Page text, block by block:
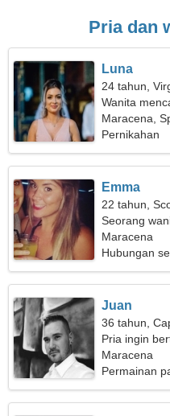
Pria dan
Luna
24 tahun,
Wanita
Maracena,
Pernikahan
Emma
22 tahun,
Seorang
yang penuh
Maracena
Hubungan
Juan
36 tahun,
Pria ingin
Maracena
Permainan